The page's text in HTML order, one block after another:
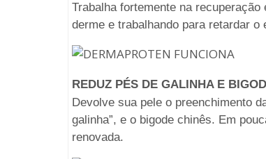
Trabalha fortemente na
derme e trabalhando para retardar o
REDUZ PÉS DE GALINHA E
Devolve sua pele o preenchimento
galinha”, e o bigode chinês. Em
renovada.